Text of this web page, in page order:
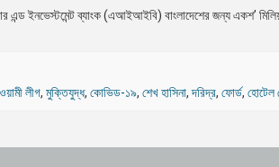
এন্ড ইনভেস্টমেন্ট ব্যাংক (এআইআইবি) বাংলাদেশের জন্য একশ’
লীগ, মুক্তিযুদ্ধ, কোভিড-১৯, শেখ হাসিনা,দরিদ্র, ফোর্ড, হোটেল